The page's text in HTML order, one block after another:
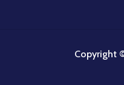
Copyright